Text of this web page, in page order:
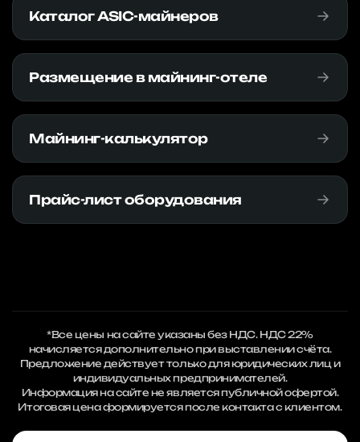
Каталог ASIC-майнеров
Размещение в майнинг-отеле
Майнинг-калькулятор
Прайс-лист оборудования
*Все цены на сайте указаны без НДС. НДС 22%
начисляется дополнительно при выставлении счёта.
Предложение действует только для юридических лиц и
индивидуальных предпринимателей.
Информация на сайте не является публичной офертой.
Итоговая цена формируется после контакта с клиентом.